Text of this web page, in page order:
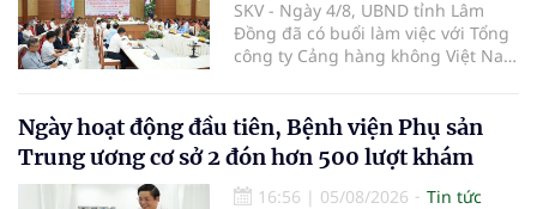
SKV - Ngày 4/8, UBND tỉnh Lâm
Đồng đã có buổi làm việc với Tổng
công ty Cảng hàng không Việt Nam
tác giữa tỉnh Lâm Đồng và ACV
trong việc phục hồi hoạt động
hàng không, thúc đẩy mở mới các
đường bay nội địa và quốc tế.
Ngày hoạt động đầu tiên, Bệnh viện Phụ sản
Trung ương cơ sở 2 đón hơn 500 lượt khám
16:56 | 05/08/2026
Tin tức